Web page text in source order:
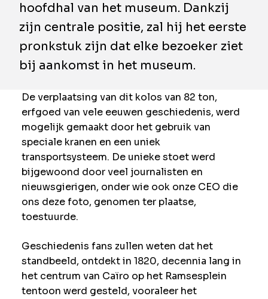
hoofdhal van het museum. Dankzij
zijn centrale positie, zal hij het eerste
pronkstuk zijn dat elke bezoeker ziet
bij aankomst in het museum.
De verplaatsing van dit kolos van 82 ton,
erfgoed van vele eeuwen geschiedenis, werd
mogelijk gemaakt door het gebruik van
speciale kranen en een uniek
transportsysteem. De unieke stoet werd
bijgewoond door veel journalisten en
nieuwsgierigen, onder wie ook onze CEO die
ons deze foto, genomen ter plaatse,
toestuurde.
Geschiedenis fans zullen weten dat het
standbeeld, ontdekt in 1820, decennia lang in
het centrum van Caïro op het Ramsesplein
tentoon werd gesteld, vooraleer het